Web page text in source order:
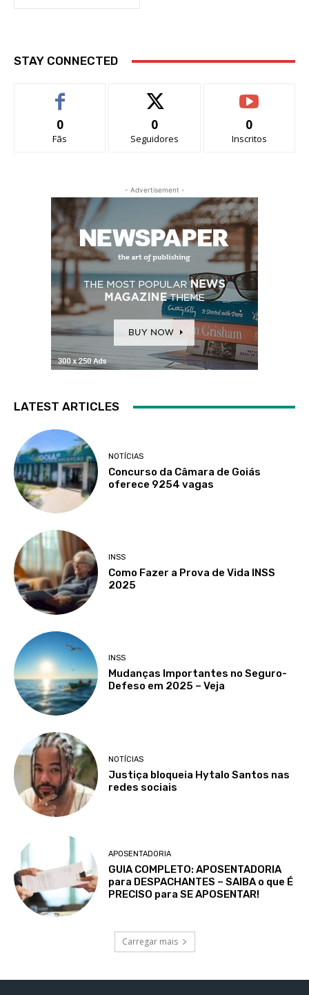
STAY CONNECTED
0
Fãs
0
Seguidores
0
Inscritos
- Advertisement -
LATEST ARTICLES
NOTÍCIAS
Concurso da Câmara de Goiás
oferece 9254 vagas
INSS
Como Fazer a Prova de Vida INSS
2025
INSS
Mudanças Importantes no Seguro-
Defeso em 2025 – Veja
NOTÍCIAS
Justiça bloqueia Hytalo Santos nas
redes sociais
APOSENTADORIA
GUIA COMPLETO: APOSENTADORIA
para DESPACHANTES – SAIBA o que É
PRECISO para SE APOSENTAR!
Carregar mais